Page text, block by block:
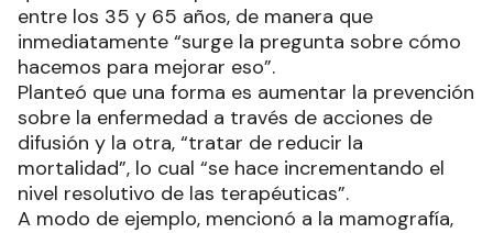
entre los 35 y 65 años, de manera que
inmediatamente “surge la pregunta sobre cómo
hacemos para mejorar eso”.
Planteó que una forma es aumentar la prevención
sobre la enfermedad a través de acciones de
difusión y la otra, “tratar de reducir la
mortalidad”, lo cual “se hace incrementando el
nivel resolutivo de las terapéuticas”.
A modo de ejemplo, mencionó a la mamografía,